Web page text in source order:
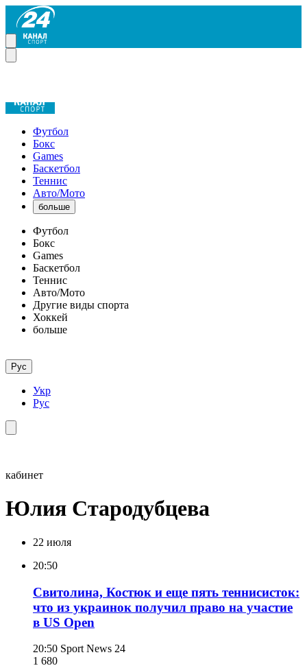
Футбол
Бокс
Games
Баскетбол
Теннис
Авто/Мото
больше
Футбол
Бокс
Games
Баскетбол
Теннис
Авто/Мото
Другие виды спорта
Хоккей
больше
Рус
Укр
Рус
кабинет
Юлия Стародубцева
22 июля
20:50
Свитолина, Костюк и еще пять теннисисток:
что из украинок получил право на участие
в US Open
20:50 Sport News 24
1 680